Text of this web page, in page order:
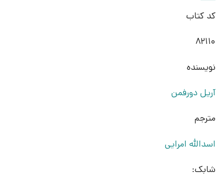
کد کتاب
82110
نویسنده
آریل دورفمن
مترجم
اسدالله امرایی
شابک: